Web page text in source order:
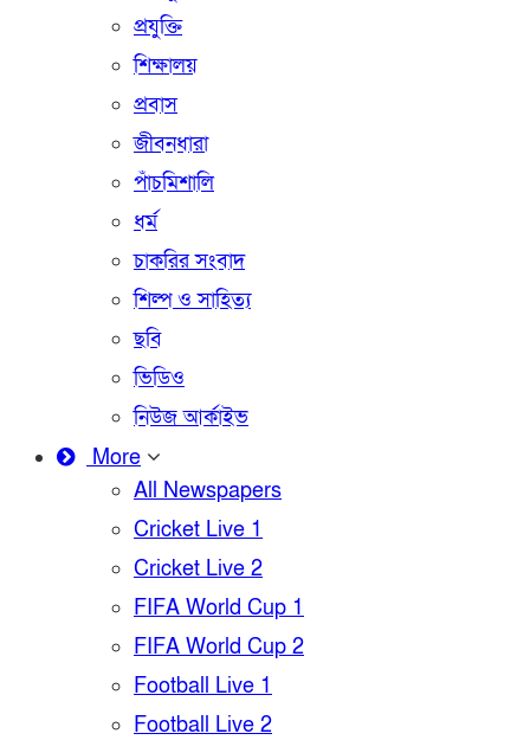
প্রযুক্তি
শিক্ষালয়
প্রবাস
জীবনধারা
পাঁচমিশালি
ধর্ম
চাকরির সংবাদ
শিল্প ও সাহিত্য
ছবি
ভিডিও
নিউজ আর্কাইভ
More
All Newspapers
Cricket Live 1
Cricket Live 2
FIFA World Cup 1
FIFA World Cup 2
Football Live 1
Football Live 2